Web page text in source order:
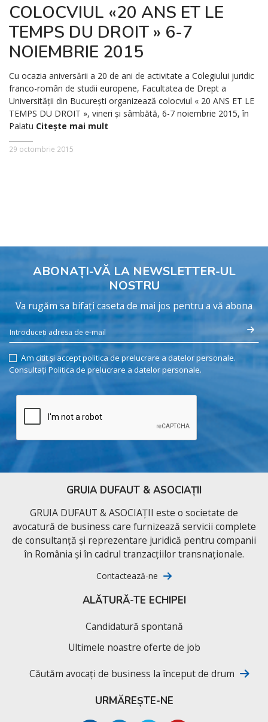
COLOCVIUL «20 ANS ET LE
TEMPS DU DROIT » 6-7
NOIEMBRIE 2015
Cu ocazia aniversării a 20 de ani de activitate a Colegiului juridic
franco-român de studii europene, Facultatea de Drept a
Universităţii din Bucureşti organizează colocviul « 20 ANS ET LE
TEMPS DU DROIT », vineri şi sâmbătă, 6-7 noiembrie 2015, în
Palatu Citește mai mult
29 octombrie 2015
ABONAȚI-VĂ LA NEWSLETTER-UL
NOSTRU
Va rugăm sa bifați caseta de mai jos pentru a vă abona
Am citit și accept politica de prelucrare a datelor personale.
Consultați Politica de prelucrare a datelor personale.
GRUIA DUFAUT & ASOCIAȚII
GRUIA DUFAUT & ASOCIAȚII este o societate de
avocatură de business care furnizează servicii complete
de consultanță și reprezentare juridică pentru companii
în România și în cadrul tranzacțiilor transnaționale.
Contactează-ne
ALĂTURĂ-TE ECHIPEI
Candidatură spontană
Ultimele noastre oferte de job
Căutăm avocați de business la început de drum
URMĂREȘTE-NE